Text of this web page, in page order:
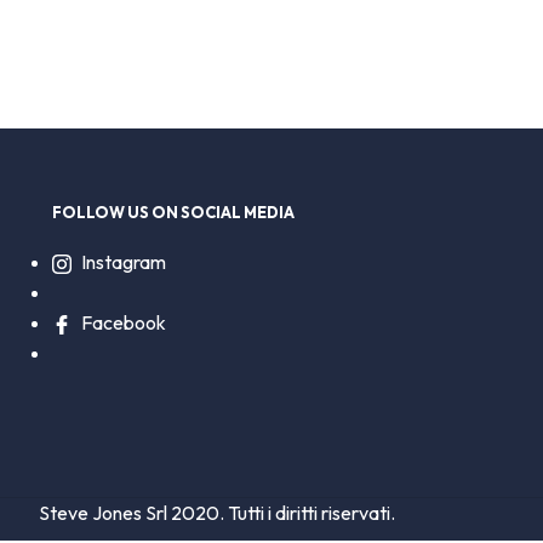
FOLLOW US ON SOCIAL MEDIA
Instagram
Facebook
Steve Jones Srl 2020. Tutti i diritti riservati.